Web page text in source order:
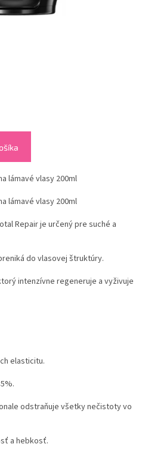
lámavé vlasy 200ml
lámavé vlasy 200ml
Repair je určený pre suché a
do vlasovej štruktúry.
intenzívne regeneruje a vyživuje
elasticitu.
odstraňuje všetky nečistoty vo
a hebkosť.